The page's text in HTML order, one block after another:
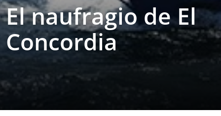
El naufragio de El
Concordia